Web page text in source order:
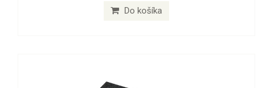
Do košíka